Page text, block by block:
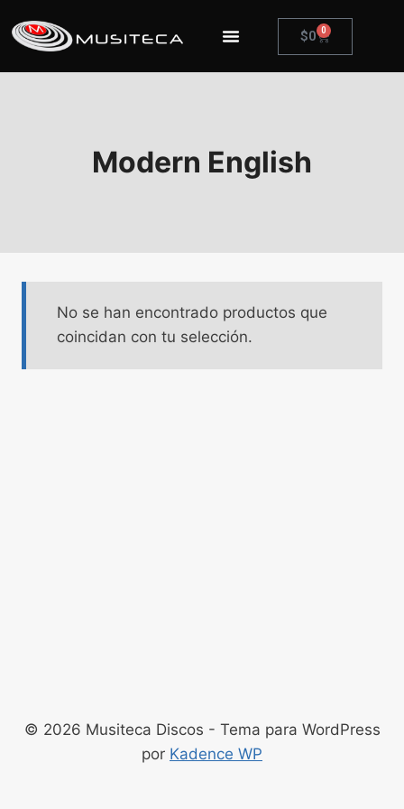
$0 0
Modern English
No se han encontrado productos que
coincidan con tu selección.
© 2026 Musiteca Discos - Tema para WordPress
por Kadence WP